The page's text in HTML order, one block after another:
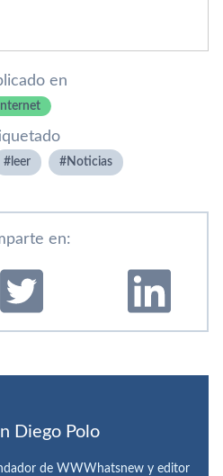
en
Internet
leer Noticias
en:
Diego Polo
de WWWhatsnew y editor